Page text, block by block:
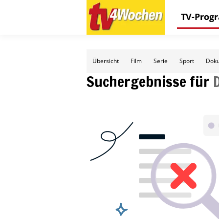
TV-
Übersicht Film Serie Sport
Suchergebnisse für